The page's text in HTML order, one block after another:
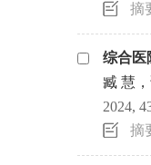
摘
综合医
臧 慧
2024,
摘